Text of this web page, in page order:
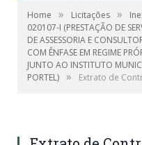
Home » Licitações »
020107-I (PRESTAÇÃO DE
DE ASSESSORIA E
COM ÊNFASE EM REGIME
JUNTO AO INSTITUTO
PORTEL) » Extrato de